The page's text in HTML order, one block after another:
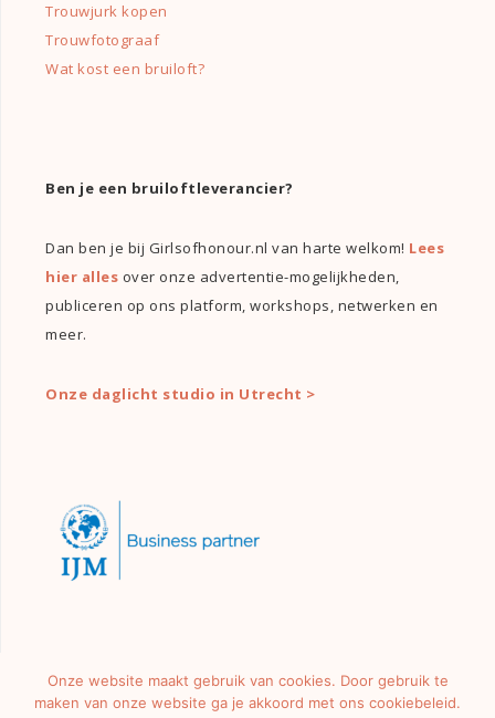
Trouwjurk kopen
Trouwfotograaf
Wat kost een bruiloft?
Ben je een bruiloftleverancier?
Dan ben je bij Girlsofhonour.nl van harte welkom! Lees
hier alles over onze advertentie-mogelijkheden,
publiceren op ons platform, workshops, netwerken en
meer.
Onze daglicht studio in Utrecht >
Onze website maakt gebruik van cookies. Door gebruik te
maken van onze website ga je akkoord met ons cookiebeleid.